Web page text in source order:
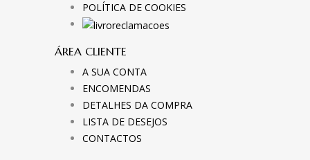
POLÍTICA DE COOKIES
ÁREA CLIENTE
A SUA CONTA
ENCOMENDAS
DETALHES DA COMPRA
LISTA DE DESEJOS
CONTACTOS